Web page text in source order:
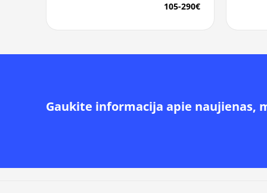
105-290€
Gaukite informacija apie naujienas,